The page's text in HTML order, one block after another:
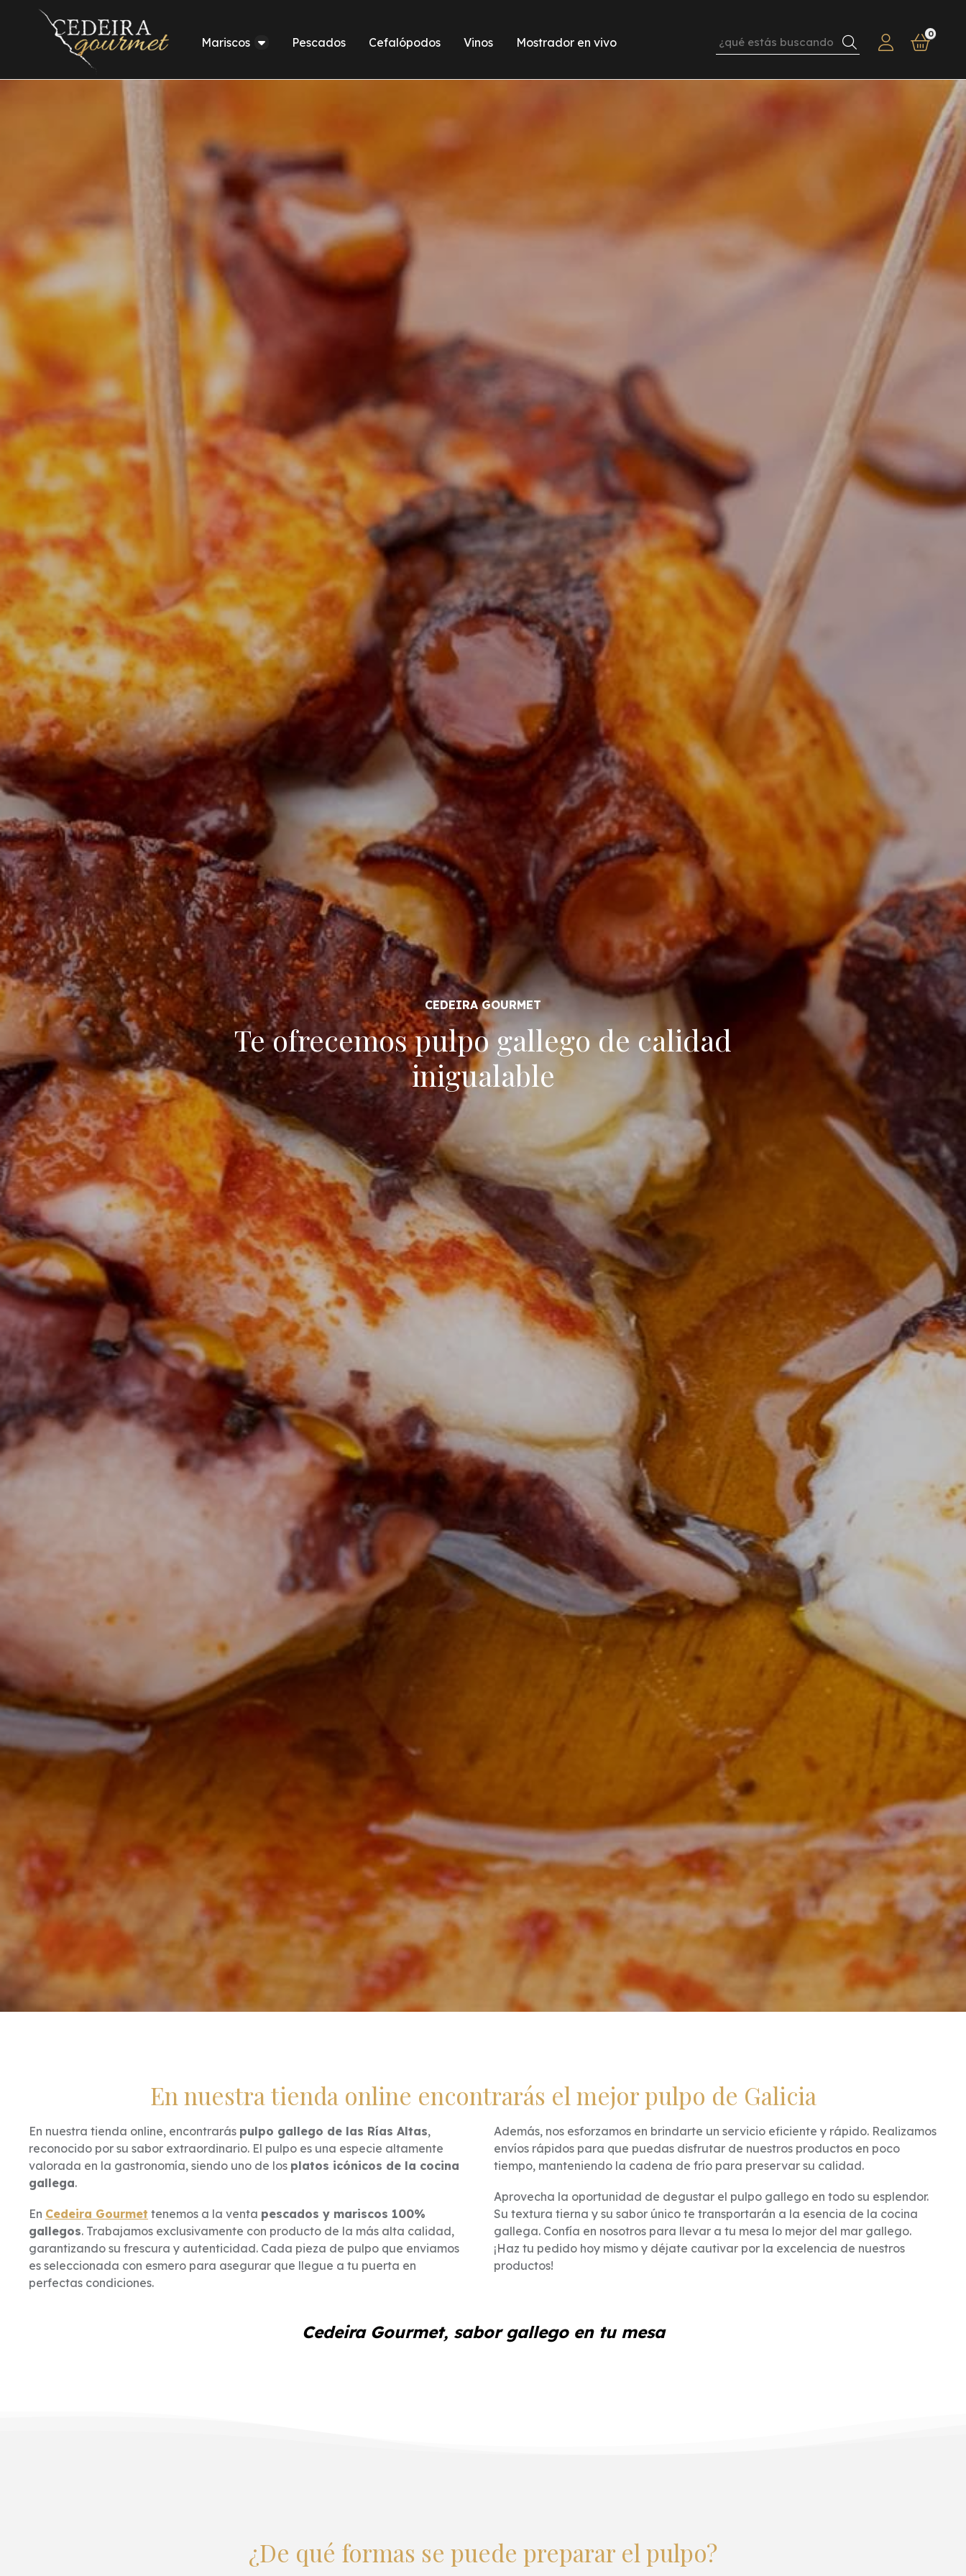
Mariscos Pescados Cefalópodos Vinos Mostrador en vivo Buscar 0
Te ofrecemos pulpo gallego de calidad
inigualable
En nuestra tienda online encontrarás el mejor pulpo de Galicia
En nuestra tienda online, encontrarás pulpo gallego de las Rías Altas,
reconocido por su sabor extraordinario. El pulpo es una especie altamente
valorada en la gastronomía, siendo uno de los platos icónicos de la cocina
gallega.
En Cedeira Gourmet tenemos a la venta pescados y mariscos 100%
gallegos. Trabajamos exclusivamente con producto de la más alta calidad,
garantizando su frescura y autenticidad. Cada pieza de pulpo que enviamos
es seleccionada con esmero para asegurar que llegue a tu puerta en
perfectas condiciones.
Además, nos esforzamos en brindarte un servicio eficiente y rápido. Realizamos
envíos rápidos para que puedas disfrutar de nuestros productos en poco
tiempo, manteniendo la cadena de frío para preservar su calidad.
Aprovecha la oportunidad de degustar el pulpo gallego en todo su esplendor.
Su textura tierna y su sabor único te transportarán a la esencia de la cocina
gallega. Confía en nosotros para llevar a tu mesa lo mejor del mar gallego.
¡Haz tu pedido hoy mismo y déjate cautivar por la excelencia de nuestros
productos!
Cedeira Gourmet, sabor gallego en tu mesa
¿De qué formas se puede preparar el pulpo?